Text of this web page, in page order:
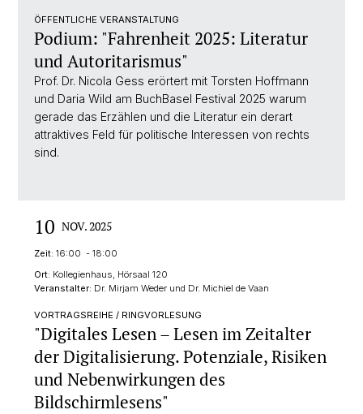
ÖFFENTLICHE VERANSTALTUNG
Podium: "Fahrenheit 2025: Literatur
und Autoritarismus"
Prof. Dr. Nicola Gess erörtert mit Torsten Hoffmann
und Daria Wild am BuchBasel Festival 2025 warum
gerade das Erzählen und die Literatur ein derart
attraktives Feld für politische Interessen von rechts
sind.
10 NOV. 2025
Zeit: 16:00 - 18:00
Ort: Kollegienhaus, Hörsaal 120
Veranstalter: Dr. Mirjam Weder und Dr. Michiel de Vaan
VORTRAGSREIHE / RINGVORLESUNG
"Digitales Lesen – Lesen im Zeitalter
der Digitalisierung. Potenziale, Risiken
und Nebenwirkungen des
Bildschirmlesens"